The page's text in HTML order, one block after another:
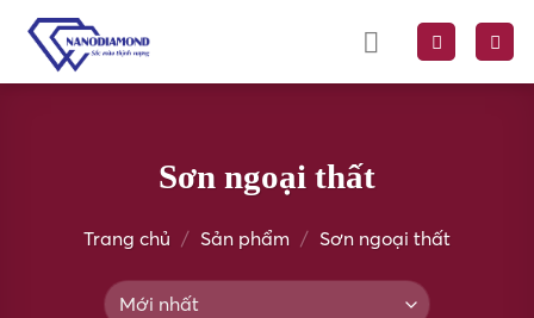
content
Sơn ngoại thất
Trang chủ / Sản phẩm / Sơn ngoại thất